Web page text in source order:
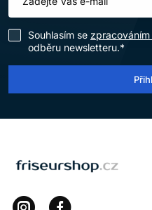
alergických reakcí a zajišťuje
Souhlasím se
odběru newsletteru.*